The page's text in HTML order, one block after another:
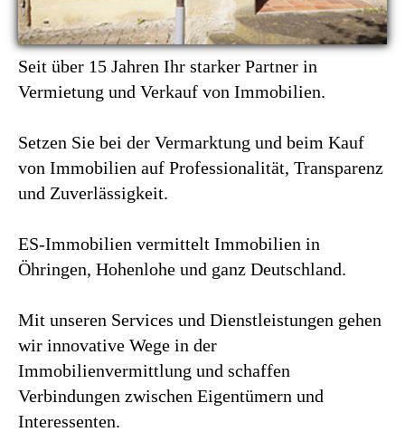
Seit über 15 Jahren Ihr starker Partner in
Vermietung und Verkauf von Immobilien.
Setzen Sie bei der Vermarktung und beim Kauf
von Immobilien auf Professionalität, Transparenz
und Zuverlässigkeit.
ES-Immobilien vermittelt Immobilien in
Öhringen, Hohenlohe und ganz Deutschland.
Mit unseren Services und Dienstleistungen gehen
wir innovative Wege in der
Immobilienvermittlung und schaffen
Verbindungen zwischen Eigentümern und
Interessenten.